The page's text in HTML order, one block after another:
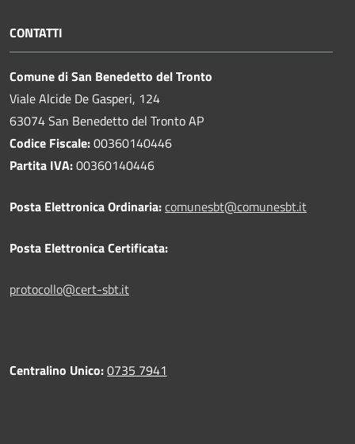
CONTATTI
Comune di San Benedetto del Tronto
Viale Alcide De Gasperi, 124
63074 San Benedetto del Tronto AP
Codice Fiscale:00360140446
Partita IVA:00360140446
Posta Elettronica Ordinaria:comunesbt@comunesbt.it
Posta Elettronica Certificata:
protocollo@cert-sbt.it
Centralino Unico:0735 7941